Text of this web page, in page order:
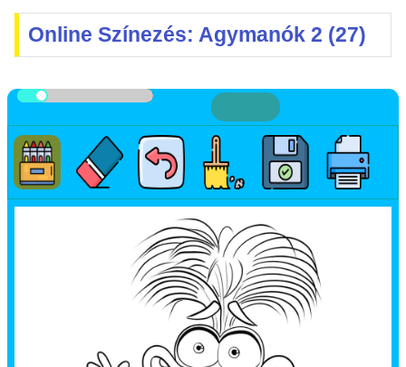
Online Színezés: Agymanók 2 (27)